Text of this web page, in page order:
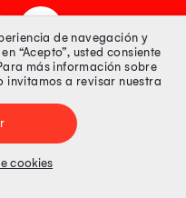
Todos los derechos
Precios online publicados
de navegación y
“Acepto”, usted consiente
más información sobre
invitamos a revisar nuestra
cookies